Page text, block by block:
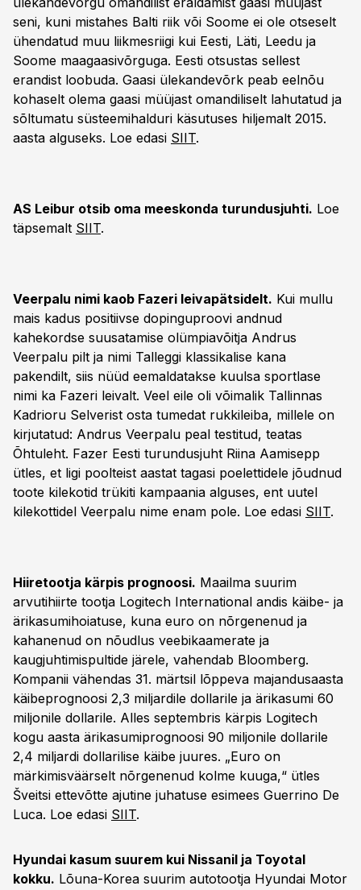
seni, kuni mistahes Balti riik või Soome ei ole otseselt
ühendatud muu liikmesriigi kui Eesti, Läti, Leedu ja
Soome maagaasivõrguga. Eesti otsustas sellest
erandist loobuda. Gaasi ülekandevõrk peab eelnõu
kohaselt olema gaasi müüjast omandiliselt lahutatud ja
sõltumatu süsteemihalduri käsutuses hiljemalt 2015.
aasta alguseks. Loe edasi SIIT.
AS Leibur otsib oma meeskonda turundusjuhti. Loe
täpsemalt SIIT.
Veerpalu nimi kaob Fazeri leivapätsidelt. Kui mullu
mais kadus positiivse dopinguproovi andnud
kahekordse suusatamise olümpiavõitja Andrus
Veerpalu pilt ja nimi Talleggi klassikalise kana
pakendilt, siis nüüd eemaldatakse kuulsa sportlase
nimi ka Fazeri leivalt. Veel eile oli võimalik Tallinnas
Kadrioru Selverist osta tumedat rukkileiba, millele on
kirjutatud: Andrus Veerpalu peal testitud, teatas
Õhtuleht. Fazer Eesti turundusjuht Riina Aamisepp
ütles, et ligi poolteist aastat tagasi poelettidele jõudnud
toote kilekotid trükiti kampaania alguses, ent uutel
kilekottidel Veerpalu nime enam pole. Loe edasi SIIT.
Hiiretootja kärpis prognoosi. Maailma suurim
arvutihiirte tootja Logitech International andis käibe- ja
ärikasumihoiatuse, kuna euro on nõrgenenud ja
kahanenud on nõudlus veebikaamerate ja
kaugjuhtimispultide järele, vahendab Bloomberg.
Kompanii vähendas 31. märtsil lõppeva majandusaasta
käibeprognoosi 2,3 miljardile dollarile ja ärikasumi 60
miljonile dollarile. Alles septembris kärpis Logitech
kogu aasta ärikasumiprognoosi 90 miljonile dollarile
2,4 miljardi dollarilise käibe juures. „Euro on
märkimisväärselt nõrgenenud kolme kuuga,“ ütles
Šveitsi ettevõtte ajutine juhatuse esimees Guerrino De
Luca. Loe edasi SIIT.
Hyundai kasum suurem kui Nissanil ja Toyotal
kokku. Lõuna-Korea suurim autotootja Hyundai Motor